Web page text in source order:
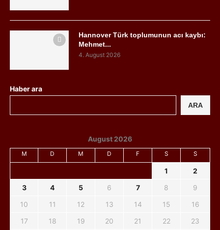
Hannover Türk toplumunun acı kaybı:
Mehmet...
4. August 2026
Haber ara
ARA
August 2026
M D M D F S S
1
2
3
4 5 6 7 8
9
10
11 12 13 14 15
16
17
18 19 20 21 22 23